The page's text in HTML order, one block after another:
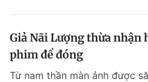
Giả Nãi Lượng thừa nhận
phim để đóng
Từ nam thần màn ảnh được